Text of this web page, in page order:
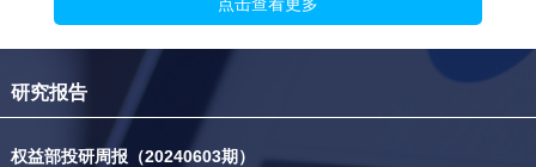
研究报告
权益部投研周报（20240603期）